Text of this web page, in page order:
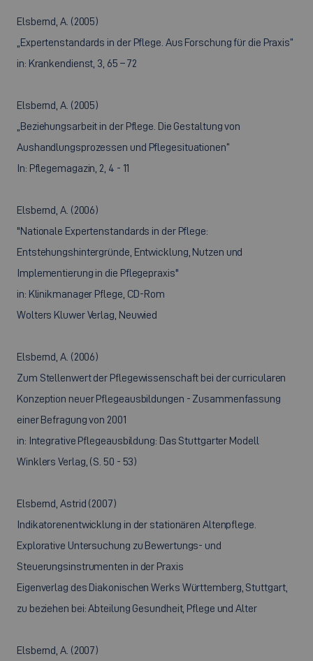
Elsbernd, A. (2005)
„Expertenstandards in der Pflege. Aus Forschung für die Praxis“
in: Krankendienst, 3, 65 – 72
Elsbernd, A. (2005)
„Beziehungsarbeit in der Pflege. Die Gestaltung von
Aushandlungsprozessen und Pflegesituationen“
In: Pflegemagazin, 2, 4 - 11
Elsbernd, A. (2006)
"Nationale Expertenstandards in der Pflege:
Entstehungshintergründe, Entwicklung, Nutzen und
Implementierung in die Pflegepraxis"
in: Klinikmanager Pflege, CD-Rom
Wolters Kluwer Verlag, Neuwied
Elsbernd, A. (2006)
Zum Stellenwert der Pflegewissenschaft bei der curricularen
Konzeption neuer Pflegeausbildungen - Zusammenfassung
einer Befragung von 2001
in: Integrative Pflegeausbildung: Das Stuttgarter Modell
Winklers Verlag, (S. 50 - 53)
Elsbernd, Astrid (2007)
Indikatorenentwicklung in der stationären Altenpflege.
Explorative Untersuchung zu Bewertungs- und
Steuerungsinstrumenten in der Praxis
Eigenverlag des Diakonischen Werks Württemberg, Stuttgart,
zu beziehen bei: Abteilung Gesundheit, Pflege und Alter
Elsbernd, A. (2007)